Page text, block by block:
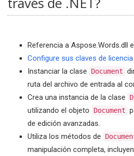
Referencia a Aspose.Words.dll
Configure sus claves de
Instanciar la clase
Document
ruta del archivo de entrada al
Crea una instancia de la clase
utilizando el objeto Document
de edición avanzadas.
Utiliza los métodos de
manipulación completa,